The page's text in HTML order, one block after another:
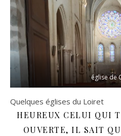
église de
Quelques églises du Loiret
HEUREUX CELUI QUI
OUVERTE, IL SAIT